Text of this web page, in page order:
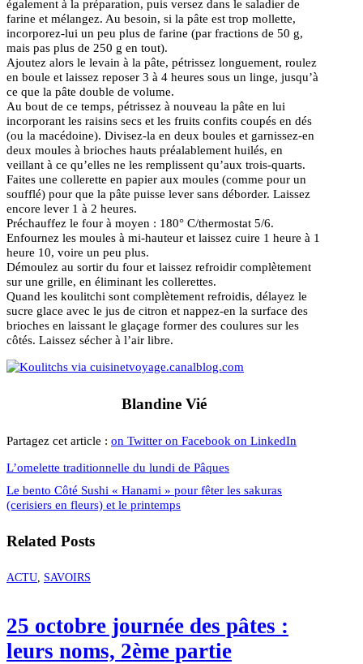
également à la préparation, puis versez dans le saladier de
farine et mélangez. Au besoin, si la pâte est trop mollette,
incorporez-lui un peu plus de farine (par fractions de 50 g,
mais pas plus de 250 g en tout).
Ajoutez alors le levain à la pâte, pétrissez longuement, roulez
en boule et laissez reposer 3 à 4 heures sous un linge, jusqu’à
ce que la pâte double de volume.
Au bout de ce temps, pétrissez à nouveau la pâte en lui
incorporant les raisins secs et les fruits confits coupés en dés
(ou la macédoine). Divisez-la en deux boules et garnissez-en
deux moules à brioches hauts préalablement huilés, en
veillant à ce qu’elles ne les remplissent qu’aux trois-quarts.
Faites une collerette en papier aux moules (comme pour un
soufflé) pour que la pâte puisse lever sans déborder. Laissez
encore lever 1 à 2 heures.
Préchauffez le four à moyen : 180° C/thermostat 5/6.
Enfournez les moules à mi-hauteur et laissez cuire 1 heure à 1
heure 10, voire un peu plus.
Démoulez au sortir du four et laissez refroidir complètement
sur une grille, en éliminant les collerettes.
Quand les koulitchi sont complètement refroidis, délayez le
sucre glace avec le jus de citron et nappez-en la surface des
brioches en laissant le glaçage former des coulures sur les
côtés. Laissez sécher à l’air libre.
Blandine Vié
Partagez cet article : on Twitter on Facebook on LinkedIn
L’omelette traditionnelle du lundi de Pâques
Le bento Côté Sushi « Hanami » pour fêter les sakuras
(cerisiers en fleurs) et le printemps
Related Posts
ACTU SAVOIRS
25 octobre journée des pâtes :
leurs noms, 2ème partie